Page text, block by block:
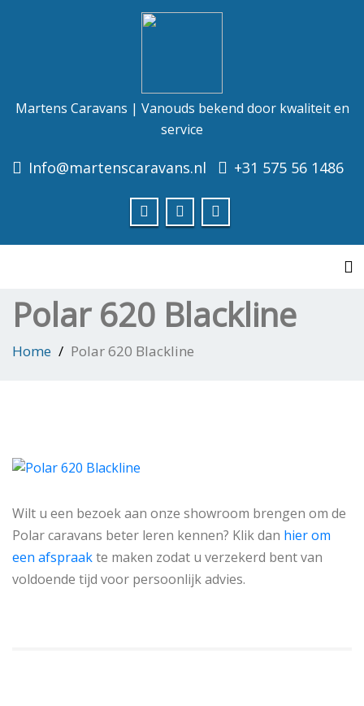
Martens Caravans | Vanouds bekend door kwaliteit en
service
Info@martenscaravans.nl +31 575 56 1486
Polar 620 Blackline
Home Polar 620 Blackline
Wilt u een bezoek aan onze showroom brengen om de
Polar caravans beter leren kennen? Klik dan hier om
een afspraakte maken zodat u verzekerd bent van
voldoende tijd voor persoonlijk advies.